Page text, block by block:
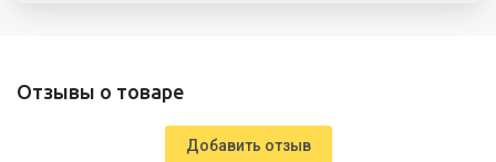
Отзывы о товаре
Добавить отзыв